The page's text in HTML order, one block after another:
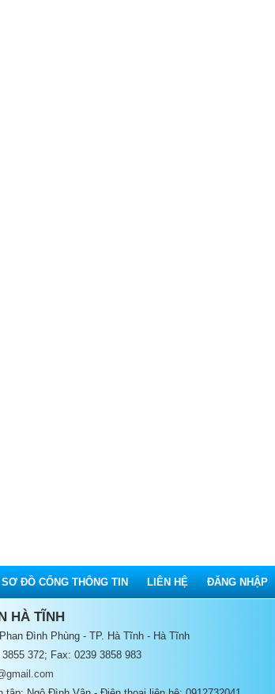
SƠ ĐỒ CỔNG THÔNG TIN LIÊN HỆ ĐĂNG NHẬP
HÀ TĨNH
Đình Phùng - TP. Hà Tĩnh - Hà Tĩnh
372; Fax: 0239 3858 983